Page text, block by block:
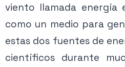
viento llamada energía
como un medio para
estas dos fuentes de
científicos durante